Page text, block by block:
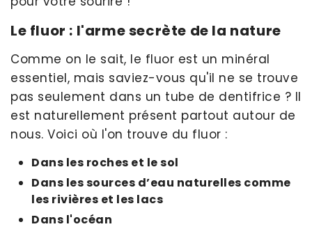
Le fluor : l'arme secrète de la nature
Comme on le sait, le fluor est un minéral
essentiel, mais saviez-vous qu'il ne se trouve
pas seulement dans un tube de dentifrice ? Il
est naturellement présent partout autour de
nous. Voici où l'on trouve du fluor :
Dans les roches et le sol
Dans les sources d’eau naturelles comme
les rivières et les lacs
Dans l'océan